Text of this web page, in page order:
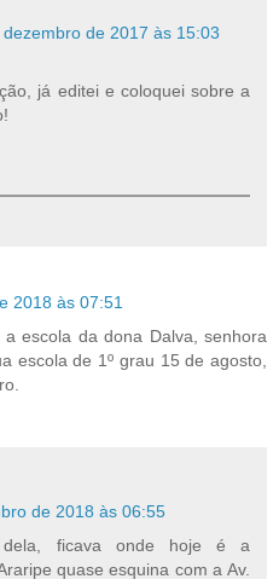
dezembro de 2017 às 15:03
já editei e coloquei sobre a
2018 às 07:51
escola da dona Dalva, senhora
escola de 1º grau 15 de agosto,
de 2018 às 06:55
dela, ficava onde hoje é a
quase esquina com a Av.